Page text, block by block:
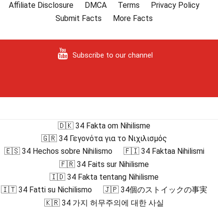
Affiliate Disclosure
DMCA Terms
Privacy Policy
Submit Facts
More Facts
Subscribe to our channel
🇩🇰 34 Fakta om Nihilisme
🇬🇷 34 Γεγονότα για το Νιχιλισμός
🇪🇸 34 Hechos sobre Nihilismo
🇫🇮 34 Faktaa Nihilismi
🇫🇷 34 Faits sur Nihilisme
🇮🇩 34 Fakta tentang Nihilisme
🇮🇹 34 Fatti su Nichilismo
🇯🇵 34個のストイックの事実
🇰🇷 34 가지 허무주의에 대한 사실